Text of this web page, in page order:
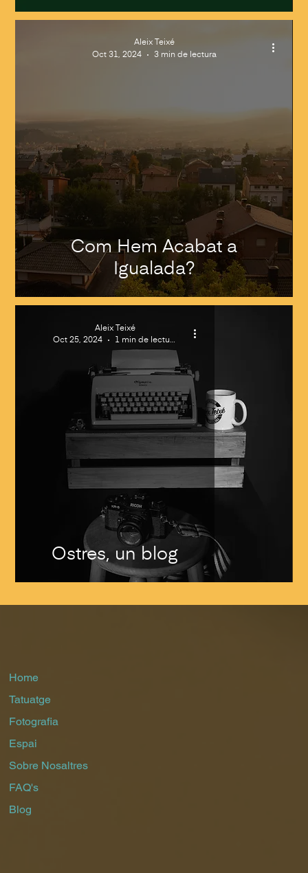
Com Hem Acabat a
Igualada?
Aleix Teixé
Oct 31, 2024
3 min de lectura
Ostres, un blog
Aleix Teixé
Oct 25, 2024
1 min de lectura
Home
Tatuatge
Fotografia
Espai
Sobre Nosaltres
FAQ's
Blog